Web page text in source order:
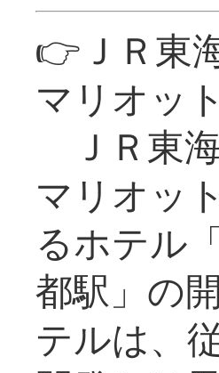
👉ＪＲ東
マリオッ
ＪＲ東
マリオッ
るホテル
都駅」の
テルは、